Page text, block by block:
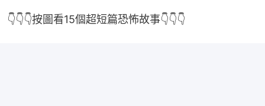
👇👇👇按圖看15個超短篇恐怖故事👇👇👇